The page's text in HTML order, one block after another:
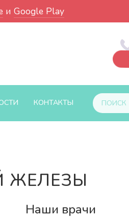
и Google Play
КОНТАКТЫ
ЖЕЛЕЗЫ
Наши врачи